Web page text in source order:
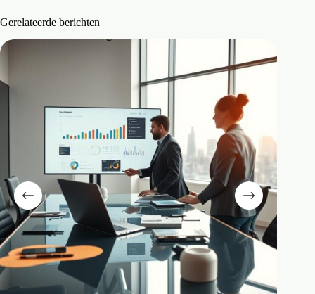
Gerelateerde berichten